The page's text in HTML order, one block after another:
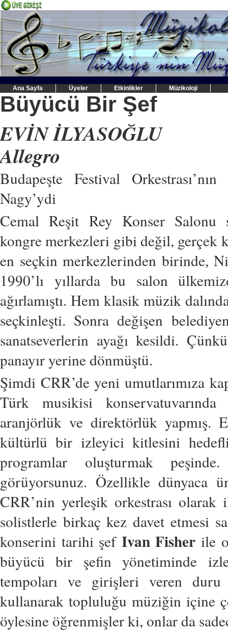
Ana Sayfa Üyeler Etkinlikler Müzikoloji
Büyücü Bir Şef
EVİN İLYASOĞLU
Allegro
Budapeşte Festival
Orkestrası’nın
Nagy’ydi
Cemal Reşit Rey Konser Salonu
kongre merkezleri gibideğil, gerçek
en seçkin merkezlerinden birinde,
1990’lı yıllarda bu salon
ağırlamıştı. Hem klasik müzik
seçkinleşti. Sonra değişen
sanatseverlerin ayağı kesildi.
panayır yerine dönmüştü.
Şimdi CRR’de yeni umutlarımıza
Türk musikisi konservatuvarında
aranjörlük ve direktörlük yapmış.
kültürlü bir izleyici kitlesini
programlar oluşturmak
görüyorsunuz. Özellikle dünyaca
CRR’nin yerleşik orkestrası
solistlerle birkaç kez davet etmesi
konserini tarihi şef Ivan Fisher ile
büyücü bir şefin yönetiminde
tempoları ve girişleri veren duru
kullanarak topluluğu müziğin içine
öylesine öğrenmişler ki, onlarda